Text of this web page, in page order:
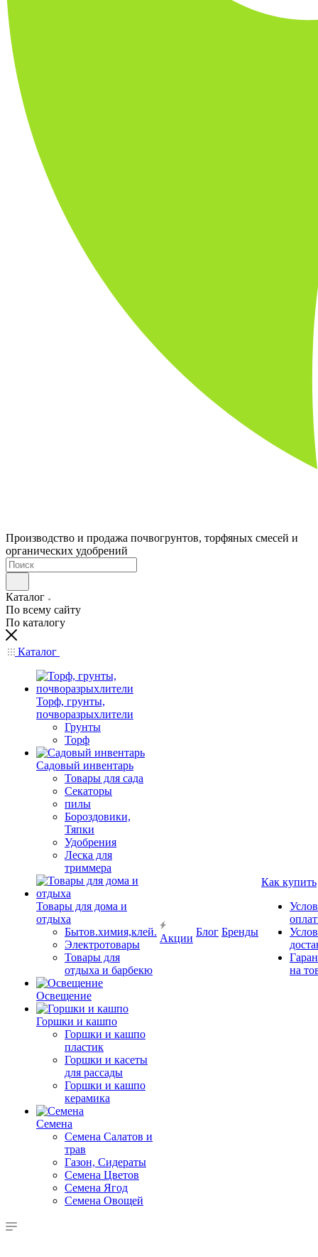
Производство и продажа почвогрунтов, торфяных смесей и
органических удобрений
Каталог
По всему сайту
По каталогу
Каталог
Торф, грунты,
почворазрыхлители
Грунты
Торф
Садовый инвентарь
Товары для сада
Секаторы
пилы
Бороздовики,
Тяпки
Удобрения
Леска для
триммера
Товары для дома и
отдыха
Бытов.химия,клей.
Электротовары
Товары для
отдыха и барбекю
Освещение
Горшки и кашпо
Горшки и кашпо
пластик
Горшки и касеты
для рассады
Горшки и кашпо
керамика
Семена
Семена Салатов и
трав
Газон, Сидераты
Семена Цветов
Семена Ягод
Семена Овощей
Акции
Блог Бренды
Как купить
на